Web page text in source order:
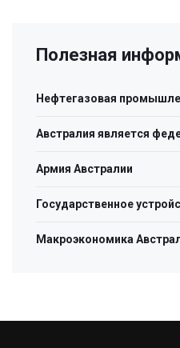
Полезная
Нефтегазовая
Австралия является
Армия Австралии
Государственное
Макроэкономика